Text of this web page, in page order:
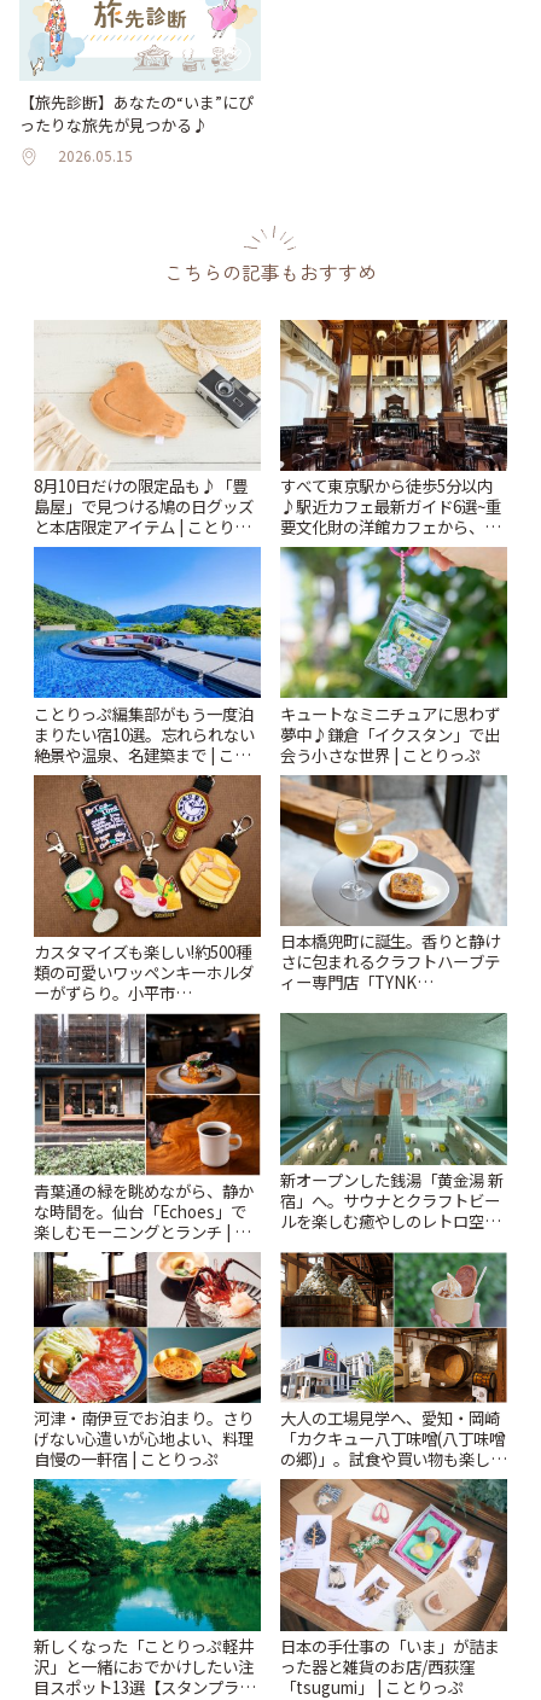
【旅先診断】あなたの“いま”にぴ
ったりな旅先が見つかる♪
2026.05.15
こちらの記事もおすすめ
8月10日だけの限定品も♪「豊
島屋」で見つける鳩の日グッズ
と本店限定アイテム | ことりっ
ぷ
すべて東京駅から徒歩5分以内
♪駅近カフェ最新ガイド6選~重
要文化財の洋館カフェから、改
札すぐのレトロ喫茶まで~ | こと
りっぷ
ことりっぷ編集部がもう一度泊
まりたい宿10選。忘れられない
絶景や温泉、名建築まで | こと
りっぷ
キュートなミニチュアに思わず
夢中♪鎌倉「イクスタン」で出
会う小さな世界 | ことりっぷ
カスタマイズも楽しい!約500種
類の可愛いワッペンキーホルダ
ーがずらり。小平市
「Kimamaya T&K」 | ことりっ
ぷ
日本橋兜町に誕生。香りと静け
さに包まれるクラフトハーブテ
ィー専門店「TYNK
青葉通の緑を眺めながら、静か
な時間を。仙台「Echoes」で
楽しむモーニングとランチ | こ
とりっぷ
新オープンした銭湯「黄金湯 新
宿」へ。サウナとクラフトビー
ルを楽しむ癒やしのレトロ空間
河津・南伊豆でお泊まり。さり
げない心遣いが心地よい、料理
自慢の一軒宿 | ことりっぷ
大人の工場見学へ、愛知・岡崎
「カクキュー八丁味噌(八丁味噌
の郷)」。試食や買い物も楽しみ
♪ | ことりっぷ
新しくなった「ことりっぷ軽井
沢」と一緒におでかけしたい注
目スポット13選【スタンプラリ
日本の手仕事の「いま」が詰ま
った器と雑貨のお店/西荻窪
「tsugumi」 | ことりっぷ